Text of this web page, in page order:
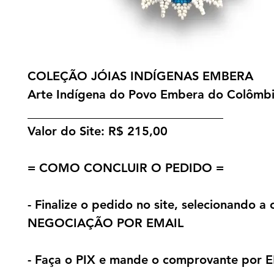
COLEÇÃO JÓIAS INDÍGENAS EMBERA
Arte Indígena do Povo Embera do
Valor do Site: R$ 215,00
= COMO CONCLUIR O PEDIDO =
- Finalize o pedido no site, selecionando a
NEGOCIAÇÃO POR EMAIL
- Faça o PIX e mande o comprovante por